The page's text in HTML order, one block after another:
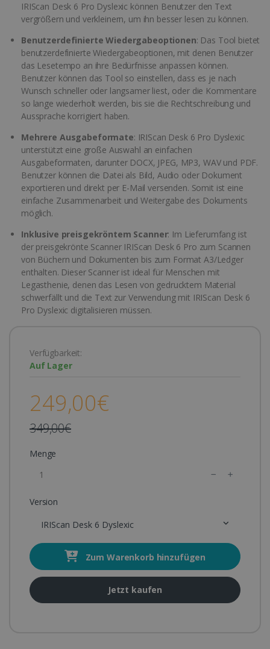
IRIScan Desk 6 Pro Dyslexic können Benutzer den Text
vergrößern und verkleinern, um ihn besser lesen zu können.
Benutzerdefinierte Wiedergabeoptionen: Das Tool bietet
benutzerdefinierte Wiedergabeoptionen, mit denen Benutzer
das Lesetempo an ihre Bedürfnisse anpassen können.
Benutzer können das Tool so einstellen, dass es je nach
Wunsch schneller oder langsamer liest, oder die Kommentare
so lange wiederholt werden, bis sie die Rechtschreibung und
Aussprache korrigiert haben.
Mehrere Ausgabeformate: IRIScan Desk 6 Pro Dyslexic
unterstützt eine große Auswahl an einfachen
Ausgabeformaten, darunter DOCX, JPEG, MP3, WAV und PDF.
Benutzer können die Datei als Bild, Audio oder Dokument
exportieren und direkt per E-Mail versenden. Somit ist eine
einfache Zusammenarbeit und Weitergabe des Dokuments
möglich.
Inklusive preisgekröntem Scanner: Im Lieferumfang ist
der preisgekrönte Scanner IRIScan Desk 6 Pro zum Scannen
von Büchern und Dokumenten bis zum Format A3/Ledger
enthalten. Dieser Scanner ist ideal für Menschen mit
Legasthenie, denen das Lesen von gedrucktem Material
schwerfällt und die Text zur Verwendung mit IRIScan Desk 6
Pro Dyslexic digitalisieren müssen.
Verfügbarkeit:
Auf Lager
249,00€
349,00€
Menge
Version
IRIScan Desk 6 Dyslexic
Zum Warenkorb hinzufügen
Jetzt kaufen